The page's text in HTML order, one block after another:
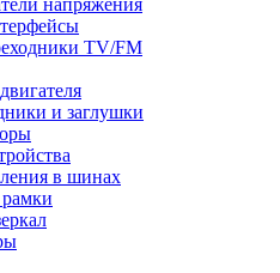
напряжения
TV/FM
и заглушки
в шинах